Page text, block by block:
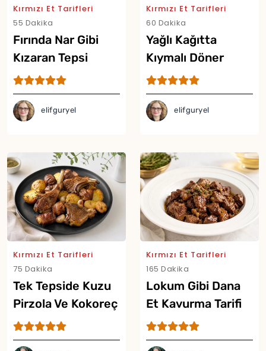
Kırmızı Et Tarifleri
55 Dakika
Fırında Nar Gibi
Kızaran Tepsi
Kebabı Tarifi
elifguryel
Kırmızı Et Tarifleri
60 Dakika
Yağlı Kağıtta
Kıymalı Döner
Tarifi
elifguryel
Kırmızı Et Tarifleri
75 Dakika
Tek Tepside Kuzu
Pirzola Ve Kokoreç
Tarifi
Kırmızı Et Tarifleri
165 Dakika
Lokum Gibi Dana
Et Kavurma Tarifi